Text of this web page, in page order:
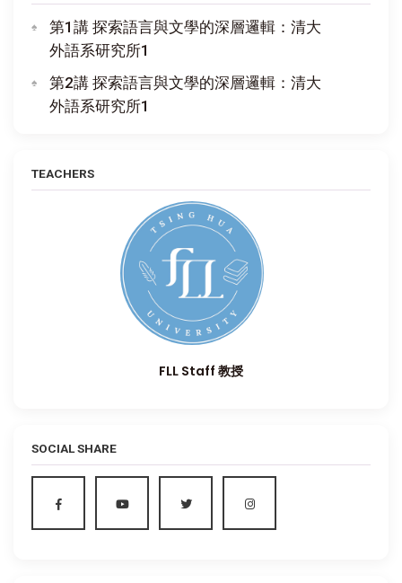
第1講 探索語言與文學的深層邏輯：清大
外語系研究所1
第2講 探索語言與文學的深層邏輯：清大
外語系研究所1
TEACHERS
FLL Staff 教授
SOCIAL SHARE